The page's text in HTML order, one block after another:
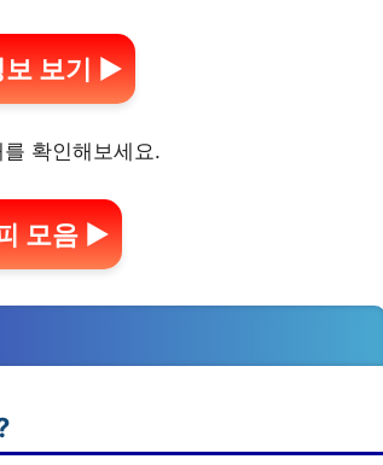
보 보기 ▶
확인해보세요.
모음 ▶